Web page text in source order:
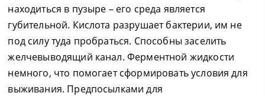
находиться в пузыре – его среда является
губительной. Кислота разрушает бактерии, им не
под силу туда пробраться. Способны заселить
желчевыводящий канал. Ферментной жидкости
немного, что помогает сформировать условия для
выживания. Предпосылками для